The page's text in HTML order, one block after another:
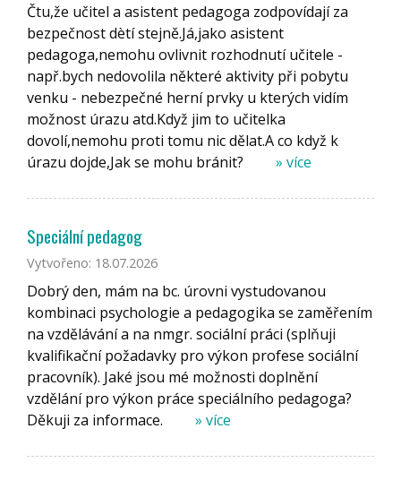
Čtu,že učitel a asistent pedagoga zodpovídají za
bezpečnost dètí stejně.Já,jako asistent
pedagoga,nemohu ovlivnit rozhodnutí učitele -
např.bych nedovolila některé aktivity při pobytu
venku - nebezpečné herní prvky u kterých vidím
možnost úrazu atd.Když jim to učitelka
dovolí,nemohu proti tomu nic dělat.A co když k
úrazu dojde,Jak se mohu bránit?
» více
Speciální pedagog
Vytvořeno: 18.07.2026
Dobrý den, mám na bc. úrovni vystudovanou
kombinaci psychologie a pedagogika se zaměřením
na vzdělávání a na nmgr. sociální práci (splňuji
kvalifikační požadavky pro výkon profese sociální
pracovník). Jaké jsou mé možnosti doplnění
vzdělání pro výkon práce speciálního pedagoga?
Děkuji za informace.
» více